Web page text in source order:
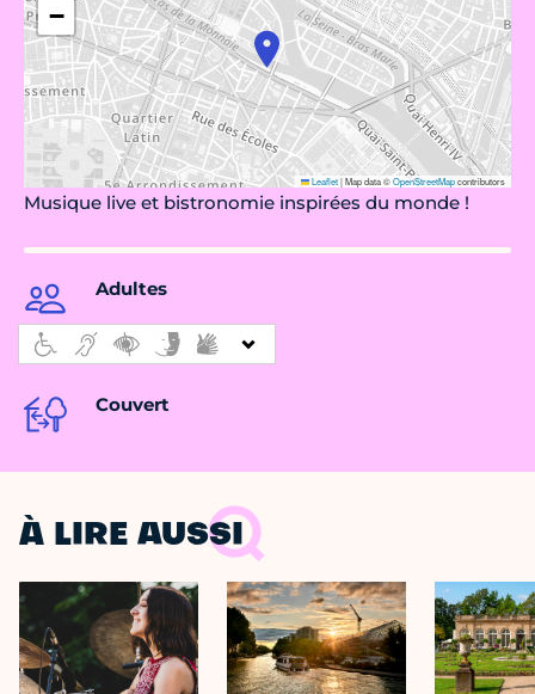
−
Leaflet|Map data ©OpenStreetMapcontributors
Musique live et bistronomie inspirées du monde !
Adultes
Couvert
À LIRE AUSSI